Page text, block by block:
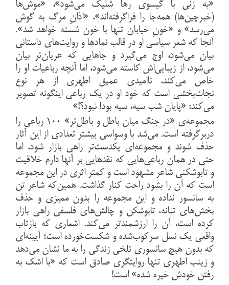
«به زنی با گیسوی رها شلیک می‌شود»، «موش‌ها
(خبرچین‌ها) همه‌جا را فراگرفته‌اند»، «اذانِ مرگ به گوش
می‌رسد» و «خونِ خیابان تنها با خون شسته خواهد شد».
آنجا که شعر سیاسی او در قالب نمادها و روایت‌های داستانی
بیان می‌شود، اوج می‌گیرد و جاهایی که عریان‌تر بیان
می‌شود، از زیبایی‌اش کاسته می‌شود، اما آنچه رباعیات او را
خاص می‌کند، ناامیدی عمیق اطهری از هر نوع
نجات‌بخشی است که خود او در یک رباعی اینگونه تصویر
می‌کند: «پایان شب سیه، سیه بود! نبود؟!»
مجموعه‌ی «در جنگ میان باطل و باطل‌تر» ۱۰۰ رباعی را
دربرگرفته است. می‌شد با وسواسی بیشتر تعدادی از این آثار
حذف شوند و مجموعه‌ای یکدست‌تر راهی بازار شود، اما
حتی در همان رباعی‌هایی که نقدهایی بر آنها دارم خلاقیت
و تابوشکنی شاعر مشهود است و کمتر اثری در این مجموعه
است که آن را بشود راحت کنار گذاشت. همین‌که شاعر تن
به سانسور نداده و این مجموعه را بدون ممیزی و حذف
بخش‌های تنانه، تابوشکن و چالش‌های فلسفی راهی بازار
کرده است، آن را ارزشمندتر می‌کند. اشعاری که بازتاب
واقعی یک نسل سرکوب‌شده و شکست‌خورده است؛ آیینه‌ای
که بدون هیچ سانسوری تلخی زندگی را به ما نشان می‌دهد
و زینب اطهری تنها روایتگری صادق است که «با اشک به
رفتن خودش خیره شده» است!